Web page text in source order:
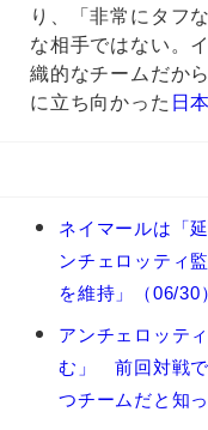
り、「非常にタフ
な相手ではない。
織的なチームだか
に立ち向かった 日
カ
ロ・
チ
ネイマールは「
ンチェロッティ
を維持」（06/30）
アンチェロッテ
む」 前回対戦で
つチームだと知